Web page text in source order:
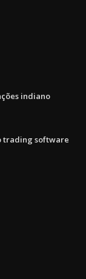
indiano
trading software